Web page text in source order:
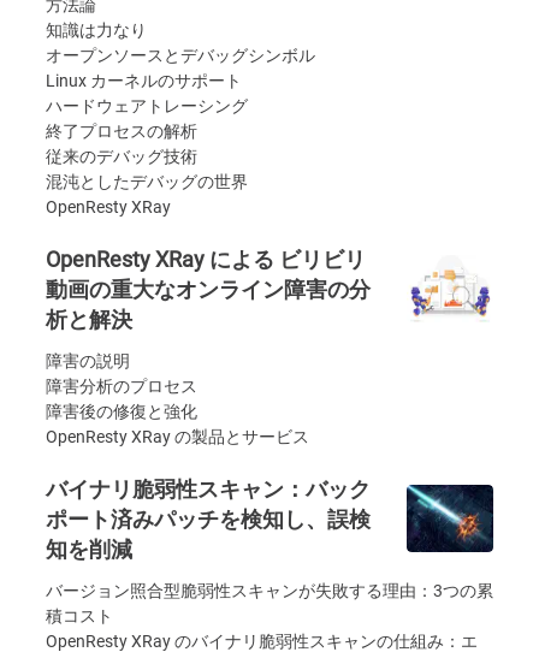
方法論
知識は力なり
オープンソースとデバッグシンボル
Linux カーネルのサポート
ハードウェアトレーシング
終了プロセスの解析
従来のデバッグ技術
混沌としたデバッグの世界
OpenResty XRay
OpenResty XRay による ビリビリ
動画の重大なオンライン障害の分
析と解決
障害の説明
障害分析のプロセス
障害後の修復と強化
OpenResty XRay の製品とサービス
バイナリ脆弱性スキャン：バック
ポート済みパッチを検知し、誤検
知を削減
バージョン照合型脆弱性スキャンが失敗する理由：3つの累
積コスト
OpenResty XRay のバイナリ脆弱性スキャンの仕組み：エ